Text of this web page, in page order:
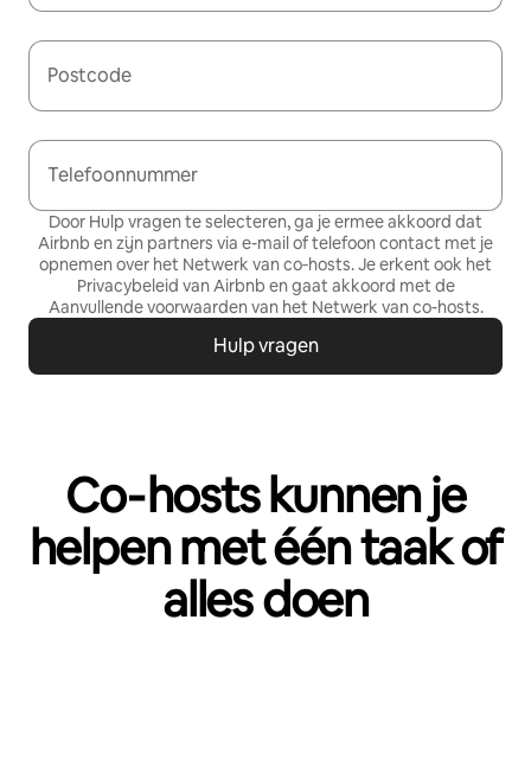
Postcode
Telefoonnummer
Door Hulp vragen te selecteren, ga je ermee akkoord dat
Airbnb en zijn partners via e-mail of telefoon contact met je
opnemen over het Netwerk van co‑hosts. Je erkent ook het
Privacybeleid van Airbnb en gaat akkoord met de
Aanvullende voorwaarden van het Netwerk van co-hosts.
Hulp vragen
Co‑hosts kunnen je
helpen met één taak of
alles doen